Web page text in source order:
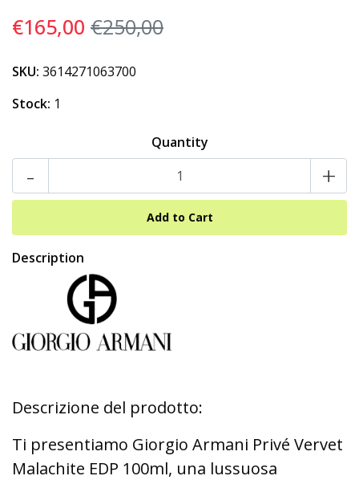
€165,00 €250,00
SKU: 3614271063700
Stock: 1
Quantity
- +
Description
Descrizione del prodotto:
Ti presentiamo Giorgio Armani Privé Vervet
Malachite EDP 100ml, una lussuosa